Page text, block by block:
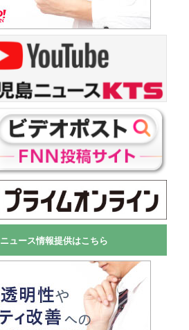
ニュース情報提供はこちら